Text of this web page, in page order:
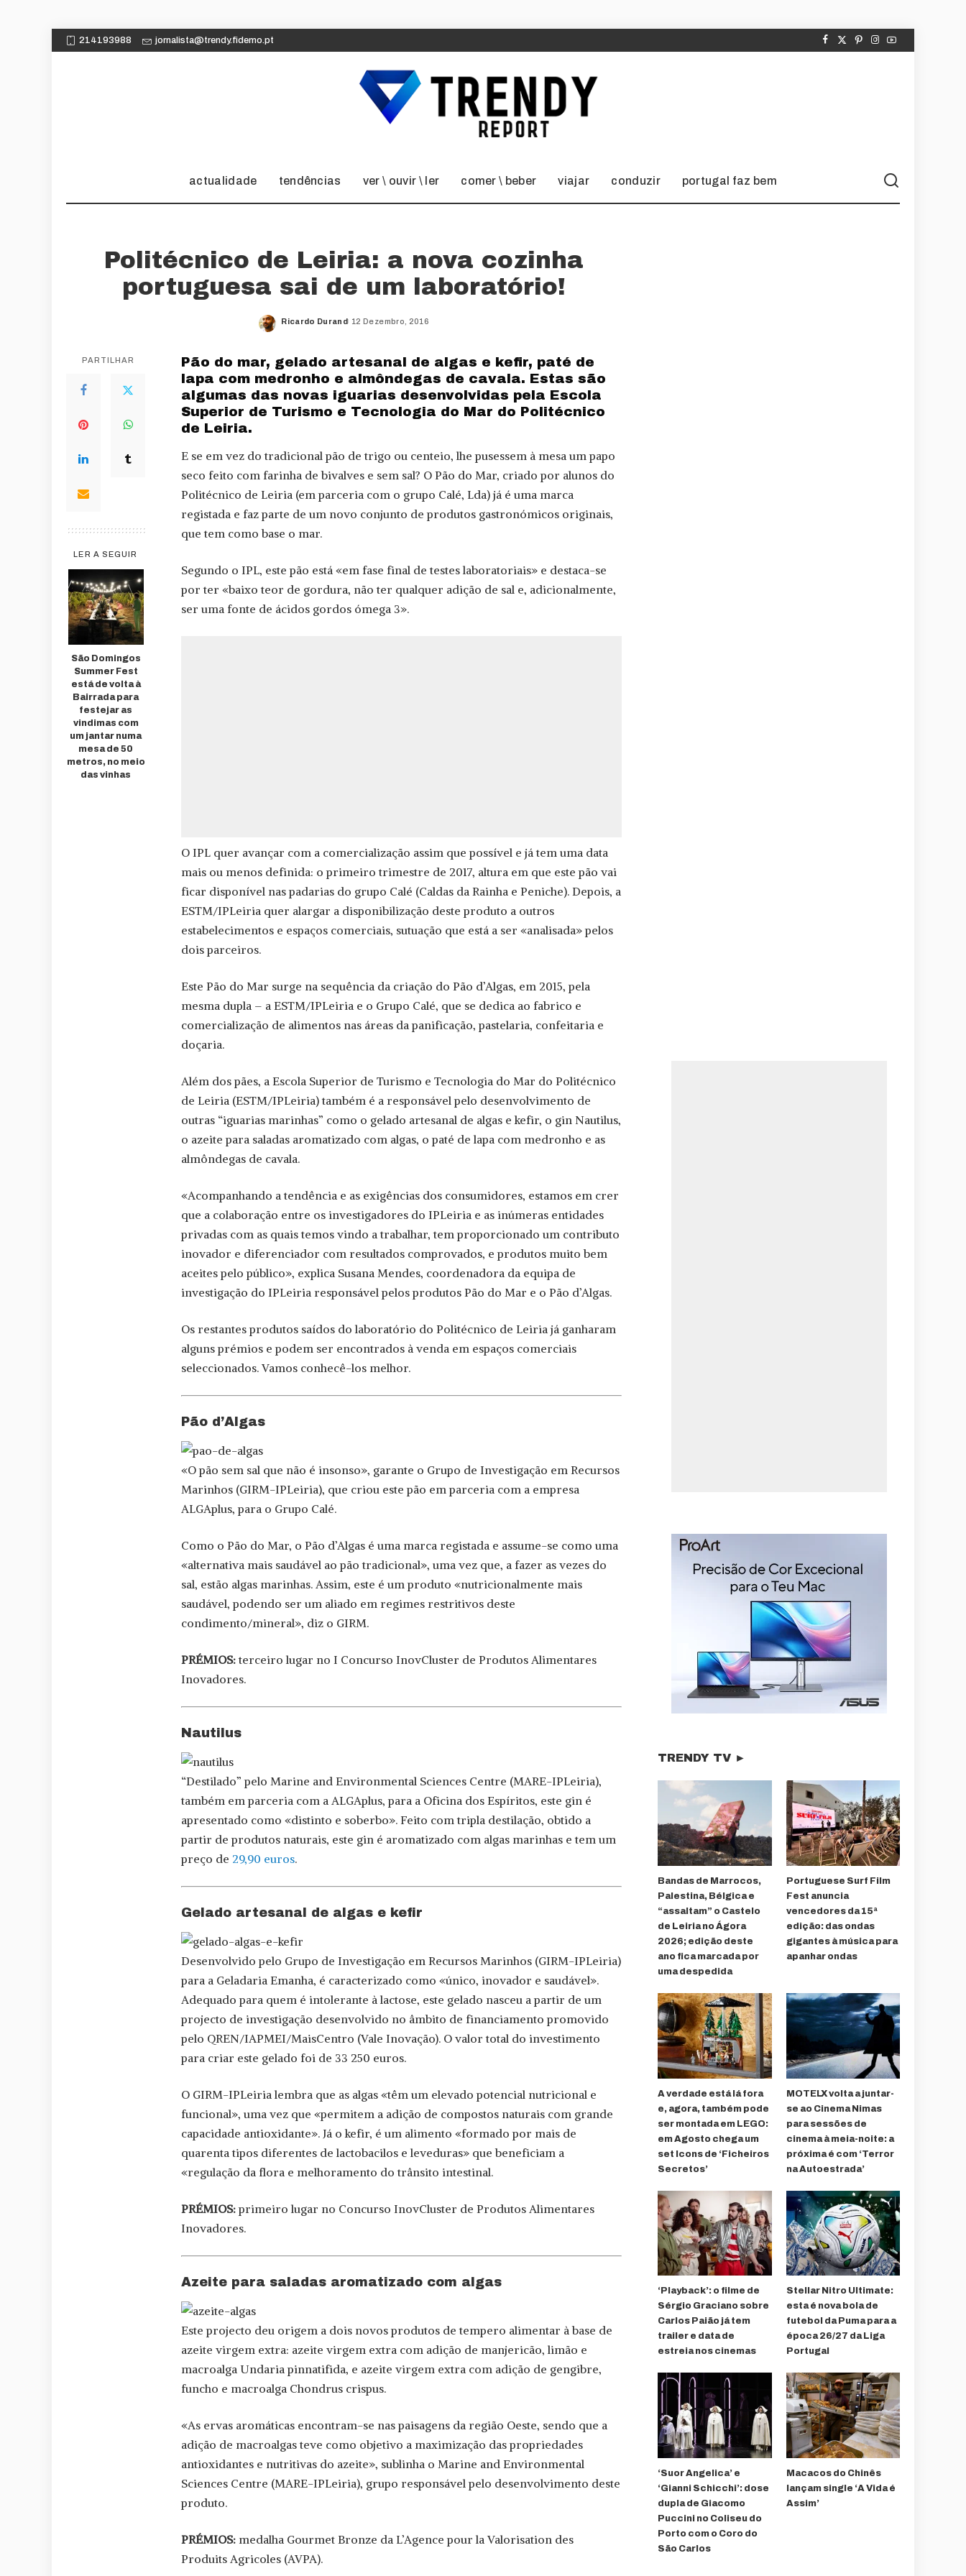
214193988 jornalista@trendy.fidemo.pt
actualidade tendências ver \ ouvir \ ler comer \ beber viajar conduzir portugal faz bem
Politécnico de Leiria: a nova cozinha
portuguesa sai de um laboratório!
Posted
Ricardo Durand 12 Dezembro, 2016
PARTILHAR
LER A SEGUIR
São Domingos
Summer Fest
está de volta à
Bairrada para
festejar as
vindimas com
um jantar numa
mesa de 50
metros, no meio
das vinhas
Pão do mar, gelado artesanal de algas e kefir, paté de
lapa com medronho e almôndegas de cavala. Estas são
algumas das novas iguarias desenvolvidas pela Escola
Superior de Turismo e Tecnologia do Mar do Politécnico
de Leiria.
E se em vez do tradicional pão de trigo ou centeio, lhe pusessem à mesa um papo
seco feito com farinha de bivalves e sem sal? O Pão do Mar, criado por alunos do
Politécnico de Leiria (em parceria com o grupo Calé, Lda) já é uma marca
registada e faz parte de um novo conjunto de produtos gastronómicos originais,
que tem como base o mar.
Segundo o IPL, este pão está «em fase final de testes laboratoriais» e destaca-se
por ter «baixo teor de gordura, não ter qualquer adição de sal e, adicionalmente,
ser uma fonte de ácidos gordos ómega 3».
O IPL quer avançar com a comercialização assim que possível e já tem uma data
mais ou menos definida: o primeiro trimestre de 2017, altura em que este pão vai
ficar disponível nas padarias do grupo Calé (Caldas da Rainha e Peniche). Depois, a
ESTM/IPLeiria quer alargar a disponibilização deste produto a outros
estabelecimentos e espaços comerciais, sutuação que está a ser «analisada» pelos
dois parceiros.
Este Pão do Mar surge na sequência da criação do Pão d’Algas, em 2015, pela
mesma dupla – a ESTM/IPLeiria e o Grupo Calé, que se dedica ao fabrico e
comercialização de alimentos nas áreas da panificação, pastelaria, confeitaria e
doçaria.
Além dos pães, a Escola Superior de Turismo e Tecnologia do Mar do Politécnico
de Leiria (ESTM/IPLeiria) também é a responsável pelo desenvolvimento de
outras “iguarias marinhas” como o gelado artesanal de algas e kefir, o gin Nautilus,
o azeite para saladas aromatizado com algas, o paté de lapa com medronho e as
almôndegas de cavala.
«Acompanhando a tendência e as exigências dos consumidores, estamos em crer
que a colaboração entre os investigadores do IPLeiria e as inúmeras entidades
privadas com as quais temos vindo a trabalhar, tem proporcionado um contributo
inovador e diferenciador com resultados comprovados, e produtos muito bem
aceites pelo público», explica Susana Mendes, coordenadora da equipa de
investigação do IPLeiria responsável pelos produtos Pão do Mar e o Pão d’Algas.
Os restantes produtos saídos do laboratório do Politécnico de Leiria já ganharam
alguns prémios e podem ser encontrados à venda em espaços comerciais
seleccionados. Vamos conhecê-los melhor.
Pão d’Algas
«O pão sem sal que não é insonso», garante o Grupo de Investigação em Recursos
Marinhos (GIRM-IPLeiria), que criou este pão em parceria com a empresa
ALGAplus, para o Grupo Calé.
Como o Pão do Mar, o Pão d’Algas é uma marca registada e assume-se como uma
«alternativa mais saudável ao pão tradicional», uma vez que, a fazer as vezes do
sal, estão algas marinhas. Assim, este é um produto «nutricionalmente mais
saudável, podendo ser um aliado em regimes restritivos deste
condimento/mineral», diz o GIRM.
PRÉMIOS:terceiro lugar no I Concurso InovCluster de Produtos Alimentares
Inovadores.
Nautilus
“Destilado” pelo Marine and Environmental Sciences Centre (MARE-IPLeiria),
também em parceria com a ALGAplus, para a Oficina dos Espíritos, este gin é
apresentado como «distinto e soberbo». Feito com tripla destilação, obtido a
partir de produtos naturais, este gin é aromatizado com algas marinhas e tem um
preço de 29,90 euros.
Gelado artesanal de algas e kefir
Desenvolvido pelo Grupo de Investigação em Recursos Marinhos (GIRM-IPLeiria)
para a Geladaria Emanha, é caracterizado como «único, inovador e saudável».
Adequado para quem é intolerante à lactose, este gelado nasceu a partir de um
projecto de investigação desenvolvido no âmbito de financiamento promovido
pelo QREN/IAPMEI/MaisCentro (Vale Inovação). O valor total do investimento
para criar este gelado foi de 33 250 euros.
O GIRM-IPLeiria lembra que as algas «têm um elevado potencial nutricional e
funcional», uma vez que «permitem a adição de compostos naturais com grande
capacidade antioxidante». Já o kefir, é um alimento «formado por mais de
quarenta tipos diferentes de lactobacilos e leveduras» que beneficiam a
«regulação da flora e melhoramento do trânsito intestinal.
PRÉMIOS:primeiro lugar no Concurso InovCluster de Produtos Alimentares
Inovadores.
Azeite para saladas aromatizado com algas
Este projecto deu origem a dois novos produtos de tempero alimentar à base de
azeite virgem extra: azeite virgem extra com adição de manjericão, limão e
macroalga Undaria pinnatifida, e azeite virgem extra com adição de gengibre,
funcho e macroalga Chondrus crispus.
«As ervas aromáticas encontram-se nas paisagens da região Oeste, sendo que a
adição de macroalgas teve como objetivo a maximização das propriedades
antioxidantes e nutritivas do azeite», sublinha o Marine and Environmental
Sciences Centre (MARE-IPLeiria), grupo responsável pelo desenvolvimento deste
produto.
PRÉMIOS: medalha Gourmet Bronze da L’Agence pour la Valorisation des
Produits Agricoles (AVPA).
TRENDY TV ►
Bandas de Marrocos,
Palestina, Bélgica e
“assaltam” o Castelo
de Leiria no Ágora
2026; edição deste
ano fica marcada por
uma despedida
Portuguese Surf Film
Fest anuncia
vencedores da 15ª
edição: das ondas
gigantes à música para
apanhar ondas
A verdade está lá fora
e, agora, também pode
ser montada em LEGO:
em Agosto chega um
set Icons de ‘Ficheiros
Secretos’
MOTELX volta a juntar-
se ao Cinema Nimas
para sessões de
cinema à meia-noite: a
próxima é com ‘Terror
na Autoestrada’
‘Playback’: o filme de
Sérgio Graciano sobre
Carlos Paião já tem
trailer e data de
estreia nos cinemas
Stellar Nitro Ultimate:
esta é nova bola de
futebol da Puma para a
época 26/27 da Liga
Portugal
‘Suor Angelica’ e
‘Gianni Schicchi’: dose
dupla de Giacomo
Puccini no Coliseu do
Porto com o Coro do
São Carlos
Macacos do Chinês
lançam single ‘A Vida é
Assim’